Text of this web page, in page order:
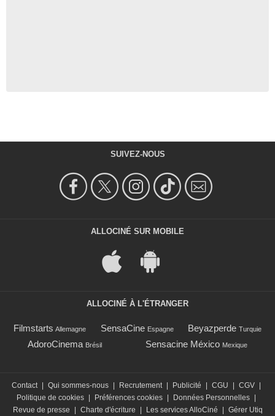
SUIVEZ-NOUS
ALLOCINÉ SUR MOBILE
ALLOCINÉ À L'ÉTRANGER
Filmstarts Allemagne SensaCine Espagne Beyazperde Turquie
AdoroCinema Brésil Sensacine México Mexique
Contact Qui sommes-nous Recrutement Publicité CGU CGV
Politique de cookies
Préférences cookies Données Personnelles
Revue de presse
Charte d'écriture Les services AlloCiné Gérer Utiq